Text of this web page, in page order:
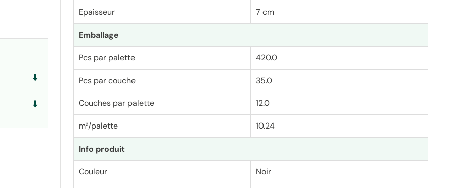
Epaisseur 7 cm
Emballage
Pcs par palette 420.0
Pcs par couche 35.0
Couches par palette 12.0
m²/palette 10.24
Info produit
Couleur Noir
⬇️
⬇️